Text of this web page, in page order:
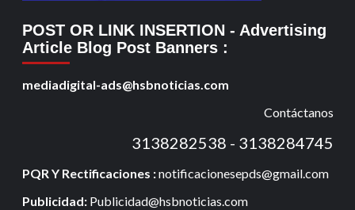
POST OR LINK INSERTION - Advertising
Article Blog Post Banners :
mediadigital-ads@hsbnoticias.com
Contáctanos
3138282538 - 3138284745
PQR Y Rectificaciones :notificacionesepds@gmail.com
Publicidad: Publicidad@hsbnoticias.com